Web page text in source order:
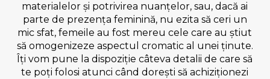
materialelor și potrivirea nuanțelor, sau, dacă ai
parte de prezența feminină, nu ezita să ceri un
mic sfat, femeile au fost mereu cele care au știut
să omogenizeze aspectul cromatic al unei ținute.
Îți vom pune la dispoziție câteva detalii de care să
te poți folosi atunci când dorești să achiziționezi